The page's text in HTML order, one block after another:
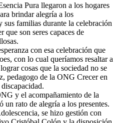
Pura llegaron a los hogares
brindar alegría a los
sus familias durante la celebración
que son seres capaces de
con esa celebración que
con lo cual queríamos resaltar a
cosas que la sociedad no se
pedagogo de la ONG Crecer en
y el acompañamiento de la
un rato de alegría a los presentes.
se hizo gestión con